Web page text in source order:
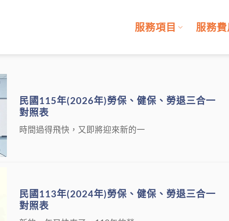
服務項目 服務費
民國115年(2026年)勞保、健保、勞退三合一
對照表
時間過得飛快，又即將迎來新的一
民國113年(2024年)勞保、健保、勞退三合一
對照表